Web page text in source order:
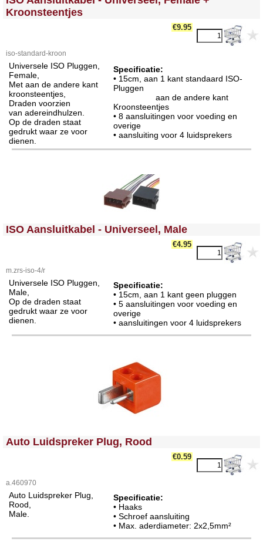
Kroonsteentjes
€9.95
iso-standard-kroon
Universele ISO Pluggen,
Female,
Met aan de andere kant
kroonsteentjes,
Draden voorzien
van adereindhulzen.
Op de draden staat
gedrukt waar ze voor
dienen.
Specificatie:
• 15cm, aan 1 kant standaard ISO-
Pluggen
aan de andere kant
Kroonsteentjes
• 8 aansluitingen voor voeding en
overige
• aansluiting voor 4 luidsprekers
<!-- MakeFullWidth0 --><!-- MakeFullWidth1 --><!-- MakeFullWidth2 --><!-- MakeFullWidth3 --><!-- MakeFullWidth4 --><!-- MakeFullWidth5 --><!-- MakeFullWidth6 --><!-- MakeFullWidth7 --><!-- MakeFullWidth8 --><!-- MakeFullWidth9 --><!-- MakeFullWidth10 --><!-- MakeFullWidth11 --><!-- MakeFullWidth12 --><!-- MakeFullWidth13 --><!-- MakeFullWidth14 --><!-- MakeFullWidth15 --><!-- MakeFullWidth16 --><!-- MakeFullWidth17 --><!-- MakeFullWidth18 --><!-- MakeFullWidth19 -->
ISO Aansluitkabel - Universeel, Male
€4.95
m.zrs-iso-4/r
Universele ISO Pluggen,
Male,
Op de draden staat
gedrukt waar ze voor
dienen.
Specificatie:
• 15cm, aan 1 kant geen pluggen
• 5 aansluitingen voor voeding en
overige
• aansluitingen voor 4 luidsprekers
<!-- MakeFullWidth0 --><!-- MakeFullWidth1 --><!-- MakeFullWidth2 --><!-- MakeFullWidth3 --><!-- MakeFullWidth4 --><!-- MakeFullWidth5 --><!-- MakeFullWidth6 --><!-- MakeFullWidth7 --><!-- MakeFullWidth8 --><!-- MakeFullWidth9 --><!-- MakeFullWidth10 --><!-- MakeFullWidth11 --><!-- MakeFullWidth12 --><!-- MakeFullWidth13 --><!-- MakeFullWidth14 --><!-- MakeFullWidth15 --><!-- MakeFullWidth16 --><!-- MakeFullWidth17 --><!-- MakeFullWidth18 --><!-- MakeFullWidth19 -->
Auto Luidspreker Plug, Rood
€0.59
a.460970
Auto Luidspreker Plug,
Rood,
Male.
Specificatie:
• Haaks
• Schroef aansluiting
• Max. aderdiameter: 2x2,5mm²